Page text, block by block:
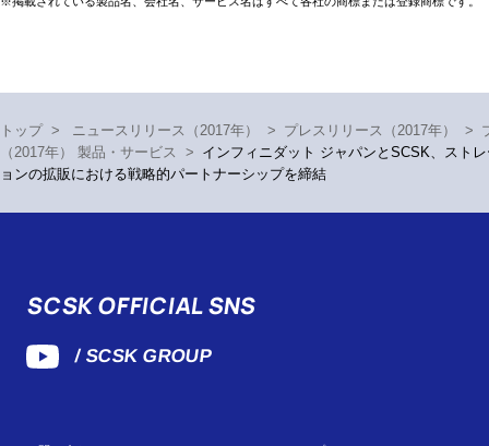
トップ > ニュースリリース（2017年） > プレスリリース（2017年） >
（2017年） 製品・サービス
>
インフィニダット ジャパンとSCSK、スト
ョンの拡販における戦略的パートナーシップを締結
SCSK OFFICIAL SNS
/ SCSK GROUP